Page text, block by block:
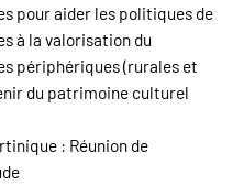
pour aider les politiques de
à la valorisation du
périphériques (rurales et
du patrimoine culturel
: Réunion de